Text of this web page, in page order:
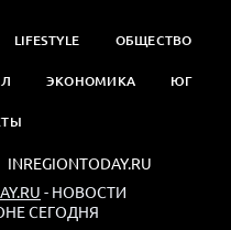
LIFESTYLE ОБЩЕСТВО
ЭКОНОМИКА ЮГ
- НОВОСТИ
СЕГОДНЯ